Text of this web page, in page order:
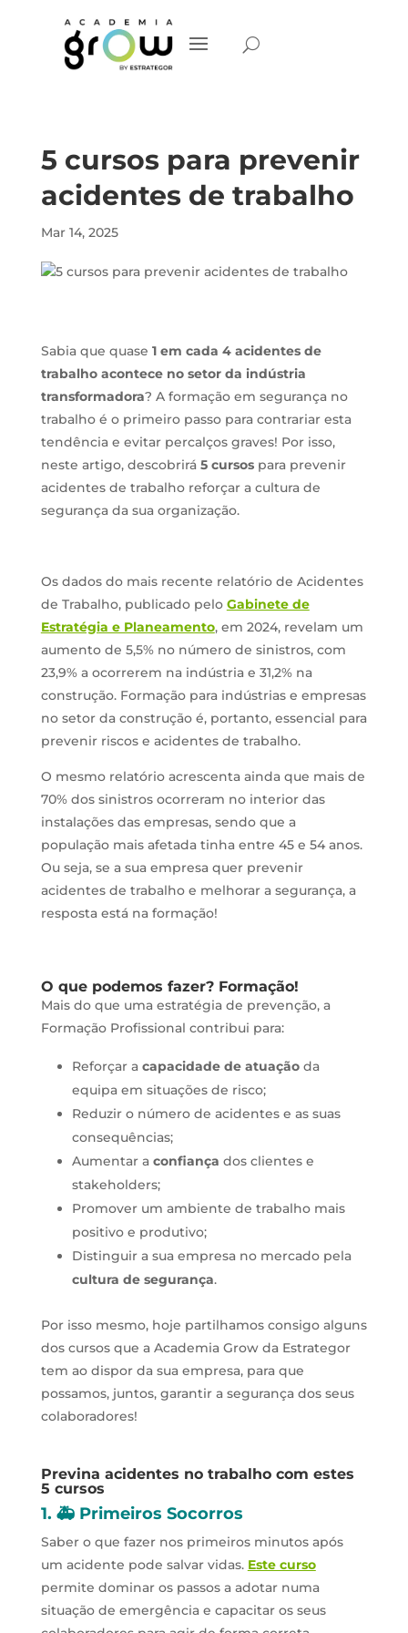
5 cursos para prevenir
acidentes de trabalho
Mar 14, 2025
Sabia que quase 1 em cada 4 acidentes de
trabalho acontece no setor da indústria
transformadora? A formação em segurança no
trabalho é o primeiro passo para contrariar esta
tendência e evitar percalços graves! Por isso,
neste artigo, descobrirá 5 cursospara prevenir
acidentes de trabalho reforçar a cultura de
segurança da sua organização.
Os dados do mais recente relatório de Acidentes
de Trabalho, publicado pelo Gabinete de
Estratégia e Planeamento, em 2024, revelam um
aumento de 5,5% no número de sinistros, com
23,9% a ocorrerem na indústria e 31,2% na
construção. Formação para indústrias e empresas
no setor da construção é, portanto, essencial para
prevenir riscos e acidentes de trabalho.
O mesmo relatório acrescenta ainda que mais de
70% dos sinistros ocorreram no interior das
instalações das empresas, sendo que a
população mais afetada tinha entre 45 e 54 anos.
Ou seja, se a sua empresa quer prevenir
acidentes de trabalho e melhorar a segurança, a
resposta está na formação!
O que podemos fazer? Formação!
Mais do que uma estratégia de prevenção, a
Formação Profissional contribui para:
Reforçar a capacidade de atuaçãoda
equipa em situações de risco;
Reduzir o número de acidentes e as suas
consequências;
Aumentar a confiança dos clientes e
stakeholders;
Promover um ambiente de trabalho mais
positivo e produtivo;
Distinguir a sua empresa no mercado pela
cultura de segurança.
Por isso mesmo, hoje partilhamos consigo alguns
dos cursos que a Academia Grow da Estrategor
tem ao dispor da sua empresa, para que
possamos, juntos, garantir a segurança dos seus
colaboradores!
Previna acidentes no trabalho com estes
5 cursos
1. 🚑 Primeiros Socorros
Saber o que fazer nos primeiros minutos após
um acidente pode salvar vidas. Este curso
permite dominar os passos a adotar numa
situação de emergência e capacitar os seus